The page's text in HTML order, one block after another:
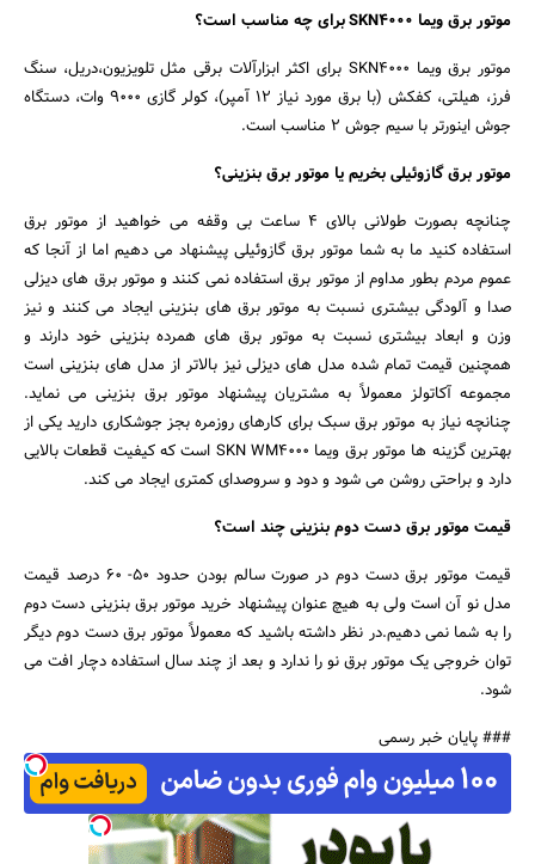
موتور برق ویما SKN4000 برای چه مناسب است؟
موتور برق ویما SKN4000 برای اکثر ابزارآلات برقی مثل تلویزیون،دریل، سنگ
فرز، هیلتی، کفکش (با برق مورد نیاز 12 آمپر)، کولر گازی 9000 وات، دستگاه
جوش اینورتر با سیم جوش 2 مناسب است.
موتور برق گازوئیلی بخریم یا موتور برق بنزینی؟
چنانچه بصورت طولانی بالای 4 ساعت بی وقفه می خواهید از موتور برق
استفاده کنید ما به شما موتور برق گازوئیلی پیشنهاد می دهیم اما از آنجا که
عموم مردم بطور مداوم از موتور برق استفاده نمی کنند و موتور برق های دیزلی
صدا و آلودگی بیشتری نسبت به موتور برق های بنزینی ایجاد می کنند و نیز
وزن و ابعاد بیشتری نسبت به موتور برق های همرده بنزینی خود دارند و
همچنین قیمت تمام شده مدل های دیزلی نیز بالاتر از مدل های بنزینی است
مجموعه آکاتولز معمولاً به مشتریان پیشنهاد موتور برق بنزینی می نماید.
چنانچه نیاز به موتور برق سبک برای کارهای روزمره بجز جوشکاری دارید یکی از
بهترین گزینه ها موتور برق ویما SKN WM4000 است که کیفیت قطعات بالایی
دارد و براحتی روشن می شود و دود و سروصدای کمتری ایجاد می کند.
قیمت موتور برق دست دوم بنزینی چند است؟
قیمت موتور برق دست دوم در صورت سالم بودن حدود 50- 60 درصد قیمت
مدل نو آن است ولی به هیچ عنوان پیشنهاد خرید موتور برق بنزینی دست دوم
را به شما نمی دهیم.در نظر داشته باشید که معمولاً موتور برق دست دوم دیگر
توان خروجی یک موتور برق نو را ندارد و بعد از چند سال استفاده دچار افت می
شود.
### پایان خبر رسمی